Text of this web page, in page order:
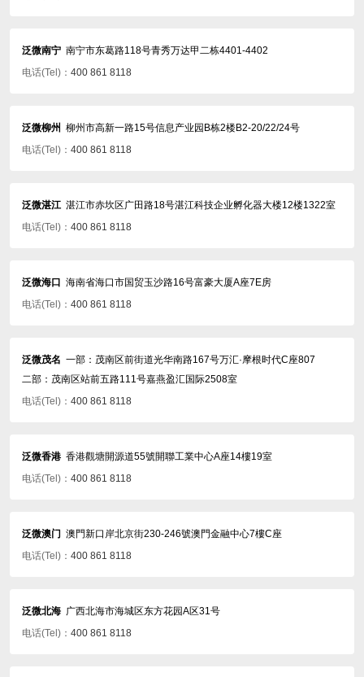
泛微南宁 南宁市东葛路118号青秀万达甲二栋4401-4402
电话(Tel)： 400 861 8118
泛微柳州 柳州市高新一路15号信息产业园B栋2楼B2-20/22/24号
电话(Tel)： 400 861 8118
泛微湛江 湛江市赤坎区广田路18号湛江科技企业孵化器大楼12楼1322室
电话(Tel)： 400 861 8118
泛微海口
海南省海口市国贸玉沙路16号富豪大厦A座7E房
电话(Tel)： 400 861 8118
泛微茂名 一部：茂南区前街道光华南路167号万汇·摩根时代C座807
二部：茂南区站前五路111号嘉燕盈汇国际2508室
电话(Tel)： 400 861 8118
泛微香港 香港觀塘開源道55號開聯工業中心A座14樓19室
电话(Tel)： 400 861 8118
泛微澳门 澳門新口岸北京街230-246號澳門金融中心7樓C座
电话(Tel)： 400 861 8118
泛微北海 广西北海市海城区东方花园A区31号
电话(Tel)： 400 861 8118